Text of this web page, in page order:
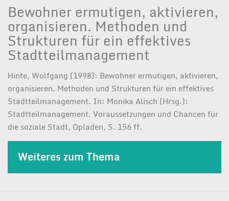
Bewohner ermutigen, aktivieren,
organisieren. Methoden und
Strukturen für ein effektives
Stadtteilmanagement
Hinte, Wolfgang (1998): Bewohner ermutigen, aktivieren,
organisieren. Methoden und Strukturen für ein effektives
Stadtteilmanagement. In: Monika Alisch (Hrsg.):
Stadtteilmanagement. Voraussetzungen und Chancen für
die soziale Stadt, Opladen, S. 156 ff.
Weiteres zum Thema